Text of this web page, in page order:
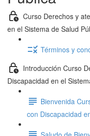
Curso Derechos y
en el Sistema de Salud
Términos y
Introducción Curso
Discapacidad en el
Bienvenida
con Discapacidad